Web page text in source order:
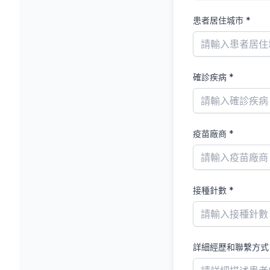
患者居住城市 *
確診疾病 *
疫苗廠商 *
接種針數 *
詳細經歷和聯繫方式